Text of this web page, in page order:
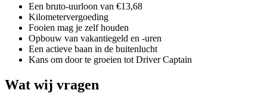
Een bruto-uurloon van €13,68
Kilometervergoeding
Fooien mag je zelf houden
Opbouw van vakantiegeld en -uren
Een actieve baan in de buitenlucht
Kans om door te groeien tot Driver Captain
Wat wij vragen